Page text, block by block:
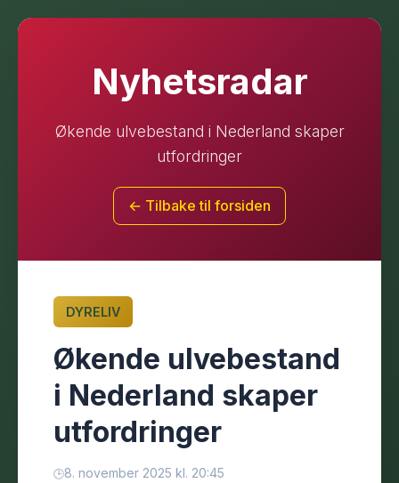
Nyhetsradar
Økende ulvebestand i Nederland skaper
utfordringer
← Tilbake til forsiden
DYRELIV
Økende ulvebestand
i Nederland skaper
utfordringer
8. november 2025 kl. 20:45